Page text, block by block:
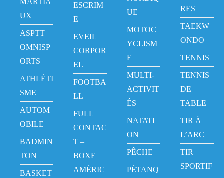
UX
ASPTT
OMNISP
ORTS
ATHLÉTI
SME
AUTOM
OBILE
BADMIN
TON
BASKET
ESCRIM
E
EVEIL
CORPOR
EL
FOOTBA
LL
FULL
CONTAC
T –
BOXE
AMÉRIC
UE
MOTOC
YCLISM
E
MULTI-
ACTIVIT
ÉS
NATATI
ON
PÊCHE
PÉTANQ
RES
TAEKW
ONDO
TENNIS
TENNIS
DE
TABLE
TIR À
L’ARC
TIR
SPORTIF